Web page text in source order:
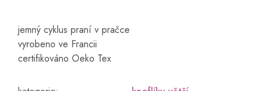
jemný cyklus praní v pračce
vyrobeno ve Francii
certifikováno Oeko Tex